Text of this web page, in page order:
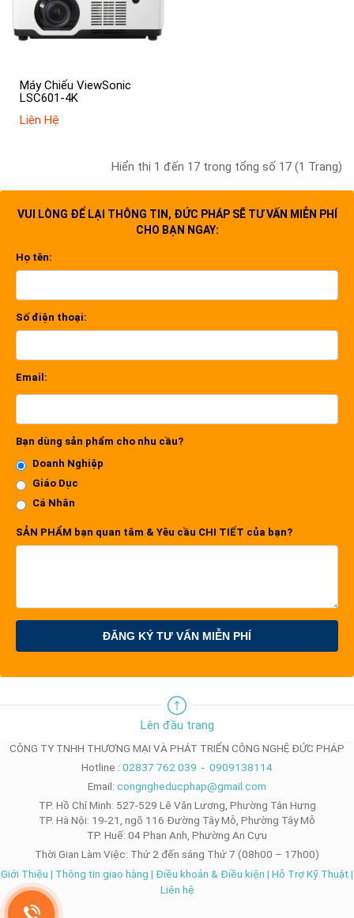
Máy Chiếu ViewSonic
LSC601-4K
Liên Hệ
Hiển thị 1 đến 17 trong tổng số 17 (1 Trang)
VUI LÒNG ĐỂ LẠI THÔNG TIN, ĐỨC PHÁP SẼ TƯ VẤN MIỄN PHÍ
CHO BẠN NGAY:
Họ tên:
Số điện thoại:
Email:
Bạn dùng sản phẩm cho nhu cầu?
Doanh Nghiệp
Giáo Dục
Cá Nhân
SẢN PHẨM bạn quan tâm & Yêu cầu CHI TIẾT của bạn?
ĐĂNG KÝ TƯ VẤN MIỄN PHÍ
Lên đầu trang
CÔNG TY TNHH THƯƠNG MẠI VÀ PHÁT TRIỂN CÔNG NGHỆ ĐỨC PHÁP
Hotline : 02837 762 039 - 0909138114
Email: congngheducphap@gmail.com
TP. Hồ Chí Minh: 527-529 Lê Văn Lương, Phường Tân Hưng
TP. Hà Nội: 19-21, ngõ 116 Đường Tây Mỗ, Phường Tây Mỗ
TP. Huế: 04 Phan Anh, Phường An Cựu
Thời Gian Làm Việc: Thứ 2 đến sáng Thứ 7 (08h00 – 17h00)
Giới Thiệu | Thông tin giao hàng | Điều khoản & Điều kiện | Hỗ Trợ Kỹ Thuật|
Liên hệ